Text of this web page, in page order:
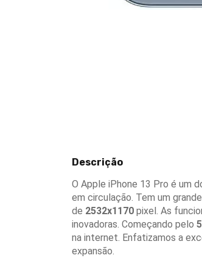
Descrição
O Apple iPhone 13 Pro é um
em circulação. Tem um
de 2532x1170 pixel. As
inovadoras. Começando pelo
na internet. Enfatizamos a
expansão.